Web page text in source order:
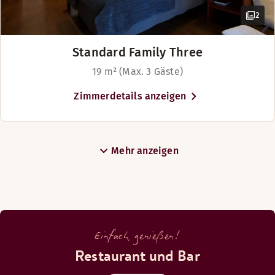
2
Standard Family Three
19 m² (Max. 3 Gäste)
Zimmerdetails anzeigen
Mehr anzeigen
Einfach genießen!
Restaurant und Bar